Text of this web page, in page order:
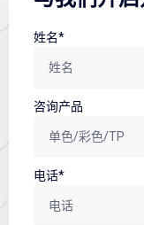
姓名*
咨询产品
电话*